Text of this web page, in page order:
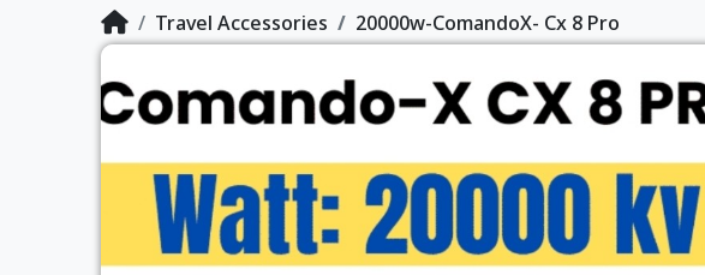
Travel Accessories 20000w-ComandoX- Cx 8 Pro